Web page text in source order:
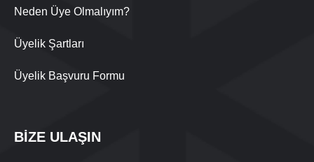
Neden Üye Olmalıyım?
Üyelik Şartları
Üyelik Başvuru Formu
BİZE ULAŞIN